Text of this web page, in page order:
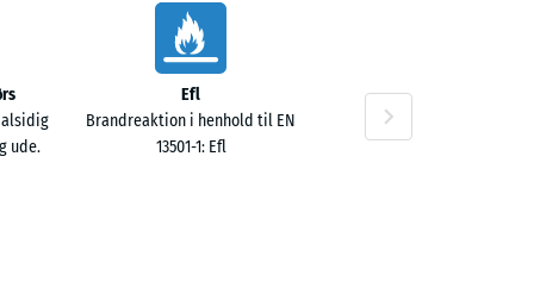
alsidig
ude.
Efl
Brandreaktion i henhold til EN
13501-1: Efl